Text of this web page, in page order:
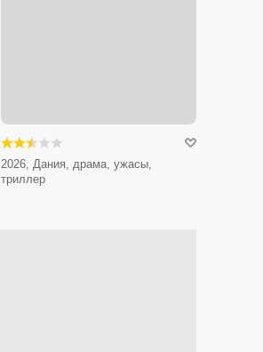
2026, Дания, драма, ужасы,
триллер